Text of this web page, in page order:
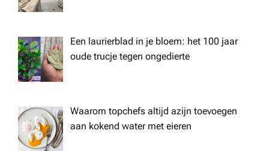
Een laurierblad in je bloem: het 100 jaar
oude trucje tegen ongedierte
Waarom topchefs altijd azijn toevoegen
aan kokend water met eieren